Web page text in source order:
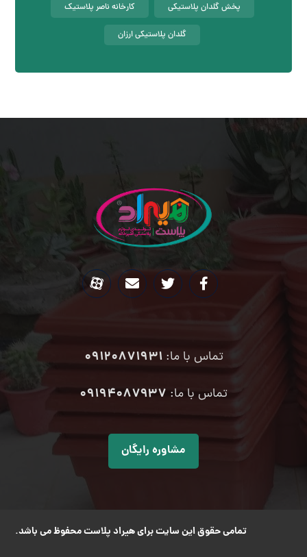
پخش گلدان پلاستیکی کارخانه ناصر پلاستیک
گلدان پلاستیکی ارزان
تماس با ما:09120871931
تماس با ما: ۰۹۱۹۴۰۸۷۹۳۷
مشاوره رایگان
تمامی حقوق این سایت برای هیراد پلاست محفوظ می باشد.